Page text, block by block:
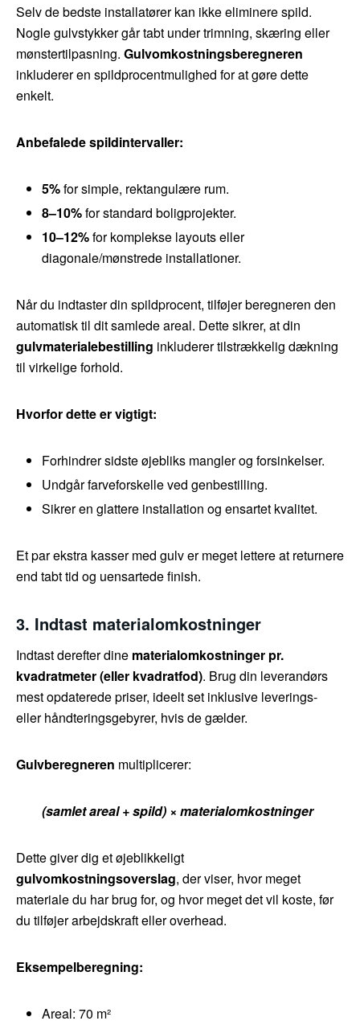
Selv de bedste installatører kan ikke eliminere spild.
Nogle gulvstykker går tabt under trimning, skæring eller
mønstertilpasning. Gulvomkostningsberegneren
inkluderer en spildprocentmulighed for at gøre dette
enkelt.
Anbefalede spildintervaller:
5%for simple, rektangulære rum.
8–10%for standard boligprojekter.
10–12%for komplekse layouts eller
diagonale/mønstrede installationer.
Når du indtaster din spildprocent, tilføjer beregneren den
automatisk til dit samlede areal. Dette sikrer, at din
gulvmaterialebestilling inkluderer tilstrækkelig dækning
til virkelige forhold.
Hvorfor dette er vigtigt:
Forhindrer sidste øjebliks mangler og forsinkelser.
Undgår farveforskelle ved genbestilling.
Sikrer en glattere installation og ensartet kvalitet.
Et par ekstra kasser med gulv er meget lettere at returnere
end tabt tid og uensartede finish.
3. Indtast materialomkostninger
Indtast derefter dine materialomkostninger pr.
kvadratmeter (eller kvadratfod). Brug din leverandørs
mest opdaterede priser, ideelt set inklusive leverings-
eller håndteringsgebyrer, hvis de gælder.
Gulvberegneren multiplicerer:
(samlet areal + spild) × materialomkostninger
Dette giver dig et øjeblikkeligt
gulvomkostningsoverslag, der viser, hvor meget
materiale du har brug for, og hvor meget det vil koste, før
du tilføjer arbejdskraft eller overhead.
Eksempelberegning:
Areal: 70 m²